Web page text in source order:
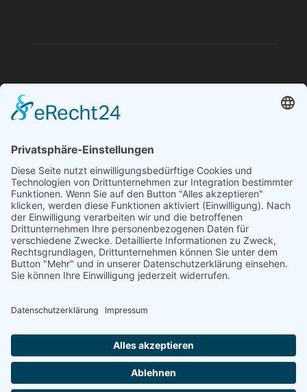
Quam eu proin sit massa condimentum.
Volutpat non pulvinar
aliquet nunc. Quam eu proin sit massa
condimentum.
© Copyright 2012 - 2026 | Avada Theme by
Rights Reserved | Powered byWordPress